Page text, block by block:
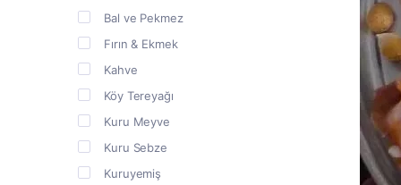
Bal ve Pekmez
Fırın & Ekmek
Kahve
Köy Tereyağı
Kuru Meyve
Kuru Sebze
Kuruyemiş